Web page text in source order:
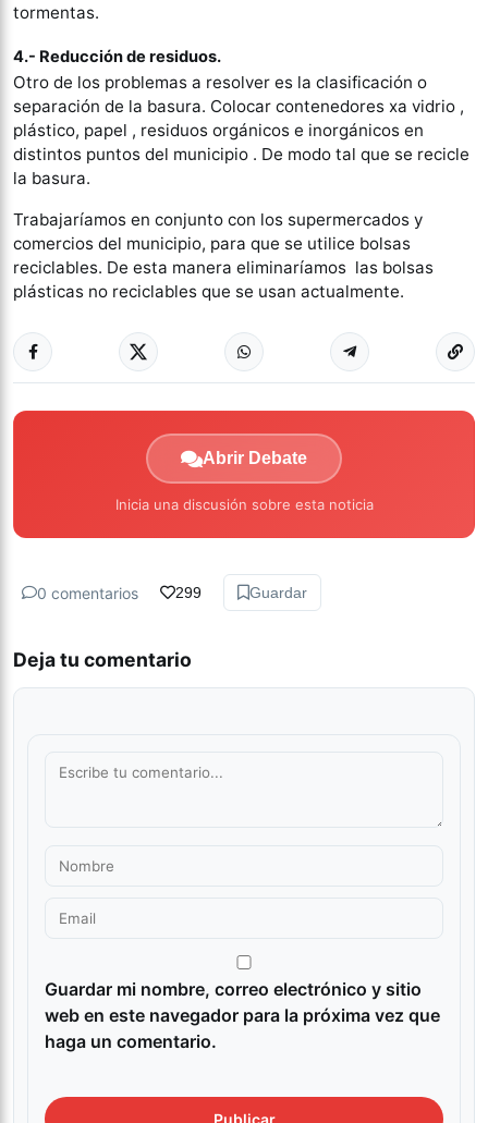
tormentas.
4.- Reducción de residuos.
Otro de los problemas a resolver es la clasificación o
separación de la basura. Colocar contenedores xa vidrio ,
plástico, papel , residuos orgánicos e inorgánicos en
distintos puntos del municipio . De modo tal que se recicle
la basura.
Trabajaríamos en conjunto con los supermercados y
comercios del municipio, para que se utilice bolsas
reciclables. De esta manera eliminaríamos las bolsas
plásticas no reciclables que se usan actualmente.
Abrir Debate
Inicia una discusión sobre esta noticia
0 comentarios 299 Guardar
Deja tu comentario
Guardar mi nombre, correo electrónico y sitio
web en este navegador para la próxima vez que
haga un comentario.